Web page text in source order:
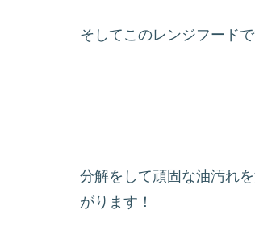
そしてこのレンジフード
分解をして頑固な油汚れ
がります！